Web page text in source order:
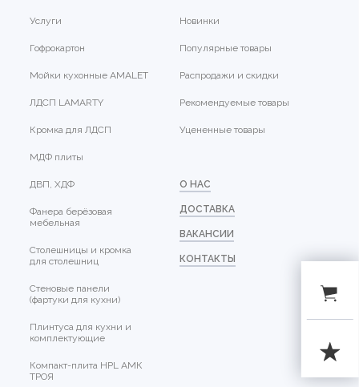
Услуги
Гофрокартон
Мойки кухонные AMALET
ЛДСП LAMARTY
Кромка для ЛДСП
МДФ плиты
ДВП, ХДФ
Фанера берёзовая
мебельная
Столешницы и кромка
для столешниц
Стеновые панели
(фартуки для кухни)
Плинтуса для кухни и
комплектующие
Компакт-плита HPL АМК
ТРОЯ
Новинки
Популярные товары
Распродажи и скидки
Рекомендуемые товары
Уцененные товары
О НАС
ДОСТАВКА
ВАКАНСИИ
КОНТАКТЫ